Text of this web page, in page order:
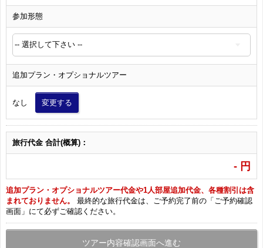
参加形態
追加プラン・オプショナルツアー
なし 変更する
旅行代金 合計(概算)：
- 円
追加プラン・オプショナルツアー代金や1人部屋追加代金、各種割引は含
まれておりません。
最終的な旅行代金は、ご予約完了前の「ご予約確認
画面」にて必ずご確認ください。
ツアー内容確認画面へ進む